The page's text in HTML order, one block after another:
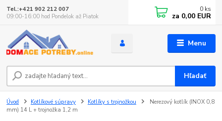
Menu
Hľadať
Tel.:+421 902 212 007
09:00-16:00 hod Pondelok až Piatok
0 ks
za 0,00 EUR
Úvod Kotlíkové súpravy Kotlíky s trojnožkou
Nerezový kotlík (INOX 0,8
mm) 14 L + trojnožka 1,2 m